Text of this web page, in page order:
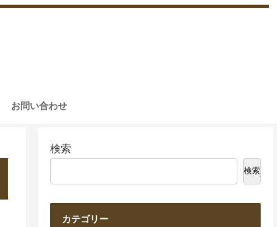
お問い合わせ
検索
検索
カテゴリー